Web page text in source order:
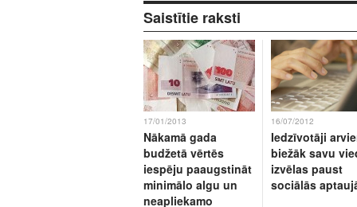
Saistītie raksti
17/01/2013
Nākamā gada
budžetā vērtēs
iespēju paaugstināt
minimālo algu un
neapliekamo
16/07/2012
Iedzīvotāji
biežāk savu
izvēlas paust
sociālās